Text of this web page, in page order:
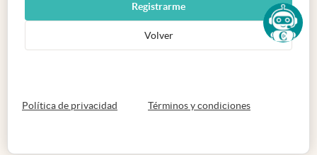
Registrarme
Volver
Política de privacidad abre en nueva pestaña
Términos y condicionesabre en nueva